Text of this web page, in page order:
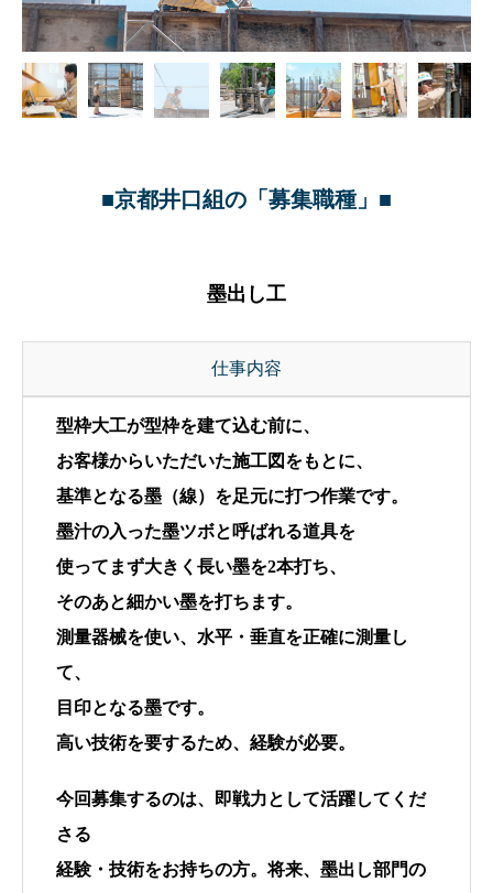
■京都井口組の「募集職種」■
墨出し工
仕事内容
型枠大工が型枠を建て込む前に、
お客様からいただいた施工図をもとに、
基準となる墨（線）を足元に打つ作業です。
墨汁の入った墨ツボと呼ばれる道具を
使ってまず大きく長い墨を2本打ち、
そのあと細かい墨を打ちます。
測量器械を使い、水平・垂直を正確に測量し
て、
目印となる墨です。
高い技術を要するため、経験が必要。
今回募集するのは、即戦力として活躍してくだ
さる
経験・技術をお持ちの方。将来、墨出し部門の